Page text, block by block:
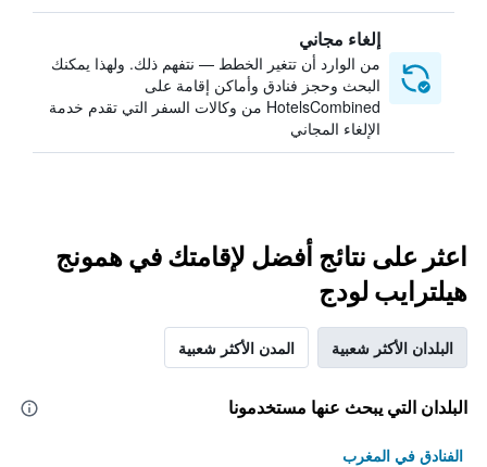
إلغاء مجاني
من الوارد أن تتغير الخطط — نتفهم ذلك. ولهذا يمكنك
البحث وحجز فنادق وأماكن إقامة على
HotelsCombined من وكالات السفر التي تقدم خدمة
الإلغاء المجاني
اعثر على نتائج أفضل لإقامتك في همونج
هيلترايب لودج
البلدان الأكثر شعبية المدن الأكثر شعبية
البلدان التي يبحث عنها مستخدمونا
الفنادق في المغرب